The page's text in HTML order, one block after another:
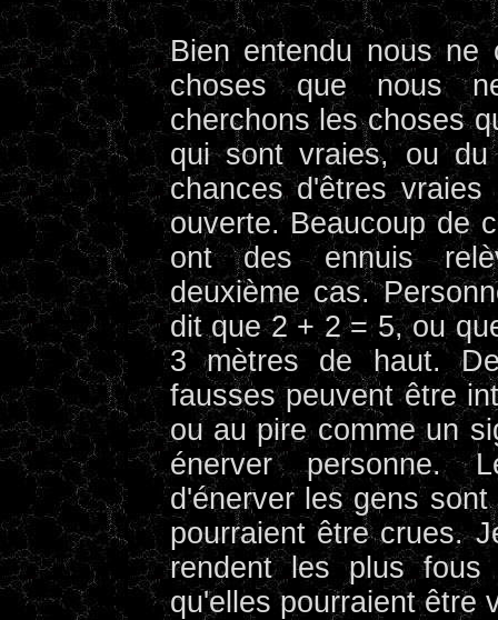
Bien entendu nous ne
choses que nous
cherchons les choses
qui sont vraies, ou du
chances d'êtres
ouverte. Beaucoup de
ont des ennuis
deuxième cas.
dit que 2 + 2 = 5, ou
3 mètres de haut.
fausses peuvent être
ou au pire comme un
énerver personne.
d'énerver les gens
pourraient être crues.
rendent les plus
qu'elles pourraient être